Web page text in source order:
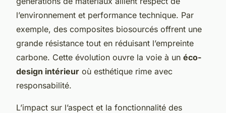
l’environnement et performance technique. Par
exemple, des composites biosourcés offrent une
grande résistance tout en réduisant l’empreinte
carbone. Cette évolution ouvre la voie à un éco-
design intérieur où esthétique rime avec
responsabilité.
L’impact sur l’aspect et la fonctionnalité des